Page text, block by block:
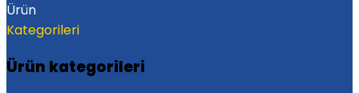
Ürün
Kategorileri
Ürün kategorileri